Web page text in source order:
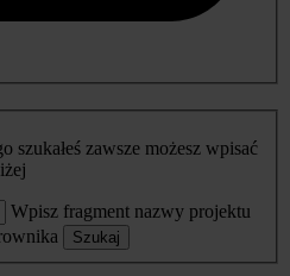
szukałeś zawsze możesz wpisać
Wpisz fragment nazwy projektu
Szukaj